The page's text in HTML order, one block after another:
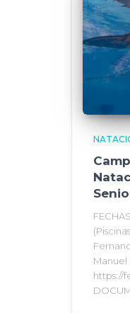
Manuel
https://